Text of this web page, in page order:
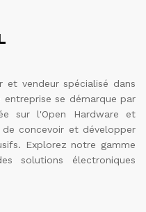
et vendeur spécialisé dans
se démarque par
sur l'Open Hardware et
concevoir et développer
Explorez notre gamme
solutions électroniques